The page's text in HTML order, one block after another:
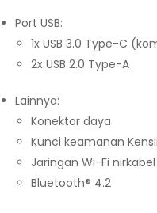
Port USB:
1x USB 3.0 Type-C
2x USB 2.0 Type-A
Lainnya:
Konektor daya
Kunci keamanan
Jaringan Wi-Fi
Bluetooth® 4.2